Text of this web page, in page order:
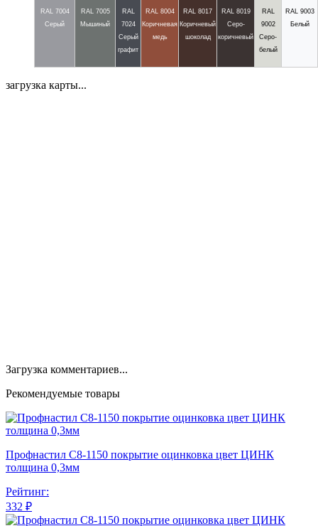
RAL 7004
Серый
RAL 7005
Мышиный
RAL
7024
Серый
графит
RAL 8004
Коричневая
медь
RAL 8017
Коричневый
шоколад
RAL 8019
Серо-
коричневый
RAL
9002
Серо-
белый
RAL 9003
Белый
загрузка карты...
Загрузка комментариев...
Рекомендуемые товары
Профнастил С8-1150 покрытие оцинковка цвет ЦИНК
толщина 0,3мм
Рейтинг:
332 ₽